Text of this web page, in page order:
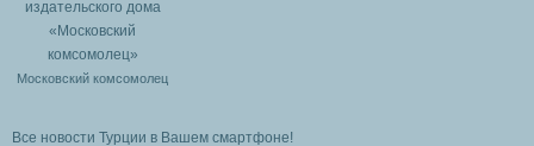
Московский комсомолец
Все новости Турции в Вашем смартфоне!